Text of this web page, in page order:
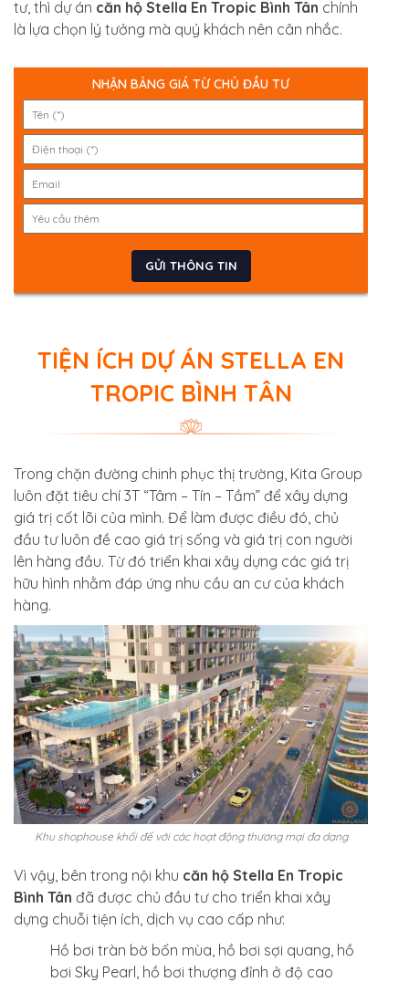
tư, thì dự án căn hộ Stella En Tropic Bình Tân chính
là lựa chọn lý tưởng mà quý khách nên cân nhắc.
NHẬN BẢNG GIÁ TỪ CHỦ ĐẦU TƯ
TIỆN ÍCH DỰ ÁN STELLA EN
TROPIC BÌNH TÂN
Trong chặn đường chinh phục thị trường, Kita Group
luôn đặt tiêu chí 3T “Tâm – Tín – Tầm” để xây dựng
giá trị cốt lõi của mình. Để làm được điều đó, chủ
đầu tư luôn đề cao giá trị sống và giá trị con người
lên hàng đầu. Từ đó triển khai xây dựng các giá trị
hữu hình nhằm đáp ứng nhu cầu an cư của khách
hàng.
Khu shophouse khối đế với các hoạt động thương mại đa dạng
Vì vậy, bên trong nội khu căn hộ Stella En Tropic
Bình Tân đã được chủ đầu tư cho triển khai xây
dựng chuỗi tiện ích, dịch vụ cao cấp như:
Hồ bơi tràn bờ bốn mùa, hồ bơi sợi quang, hồ
bơi Sky Pearl, hồ bơi thượng đỉnh ở độ cao